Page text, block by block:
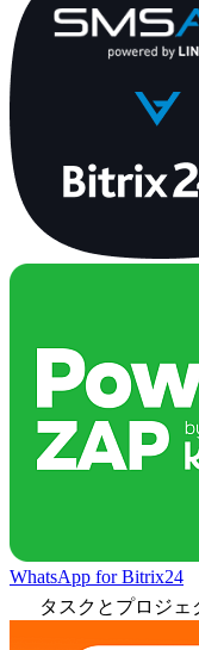
WhatsApp for Bitrix24
タスクとプロジェ